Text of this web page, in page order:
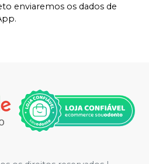
enviaremos os dados de